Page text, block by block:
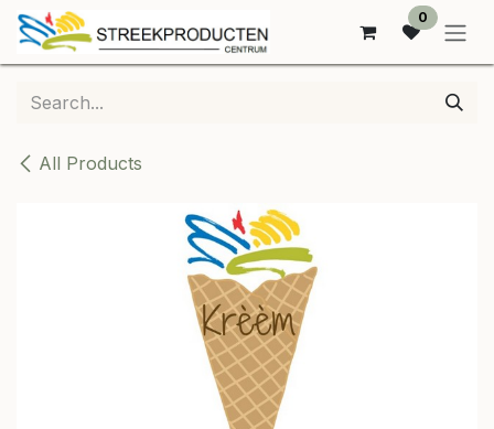
SKIP TO CONTENT
0
All Products